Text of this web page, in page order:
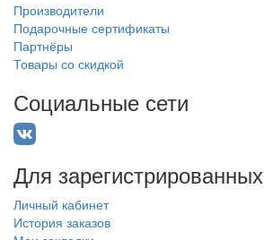
Производители
Подарочные сертификаты
Партнёры
Товары со скидкой
Социальные сети
Для зарегистрированных
Личный кабинет
История заказов